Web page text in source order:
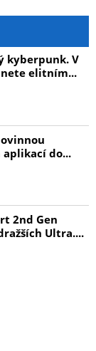
kyberpunk. V
elitním...
do...
2nd Gen
Ultra....